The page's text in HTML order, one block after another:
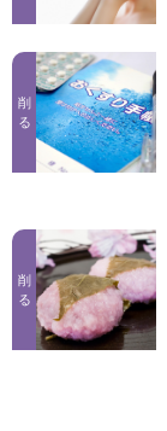
削
る
削
る